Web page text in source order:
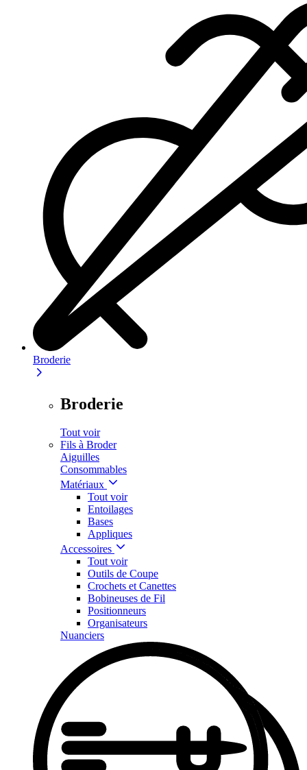
Broderie
Broderie
Tout voir
Fils à Broder
Aiguilles
Consommables
Matériaux
Tout voir
Entoilages
Bases
Appliques
Accessoires
Tout voir
Outils de Coupe
Crochets et Canettes
Bobineuses de Fil
Positionneurs
Organisateurs
Nuanciers